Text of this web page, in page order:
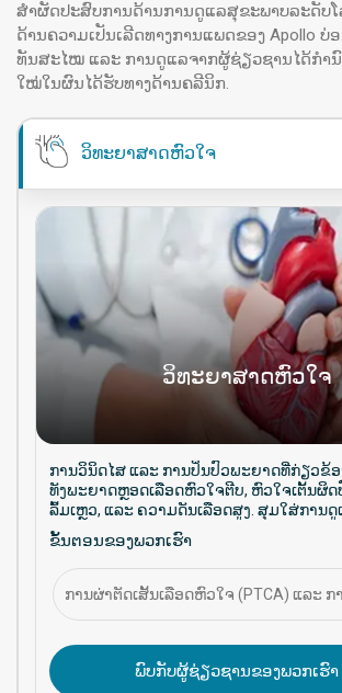
ສຳຜັດປະສົບການດ້ານການດູແລສຸຂະພາບລະດັບ
ດ້ານຄວາມເປັນເລີດທາງການແພດຂອງ Apollo
ທັນສະໄໝ ແລະ ການດູແລຈາກຜູ້ຊ່ຽວຊານໄດ້ກຳ
ໃໝ່ໃນຜົນໄດ້ຮັບທາງດ້ານຄລີນິກ.
ວິທະຍາສາດຫົວໃຈ
ວິທະຍາສາດຫົວໃຈ
ການວິນິດໄສ ແລະ ການປິ່ນປົວພະຍາດທີ່ກ່ຽວຂ້
ທັງພະຍາດຫຼອດເລືອດຫົວໃຈຕີບ, ຫົວໃຈເຕັ້ນຜິດ
ລົ້ມເຫຼວ, ແລະ ຄວາມດັນເລືອດສູງ. ສຸມໃສ່ການດູ
ຕອນການແຊກແຊງ, ແລະ ການຄຸ້ມຄອງສຸຂະພາ
ໄລຍະຍາວ.
ຂັ້ນຕອນຂອງພວກເຮົາ
ການຜ່າຕັດເສັ້ນເລືອດຫົວໃຈ (PTCA) ແລະ
ພົບກັບຜູ້ຊ່ຽວຊານຂອງພວກເຮົາ